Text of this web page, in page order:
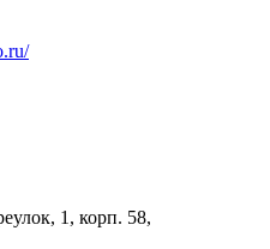
1, корп. 58,